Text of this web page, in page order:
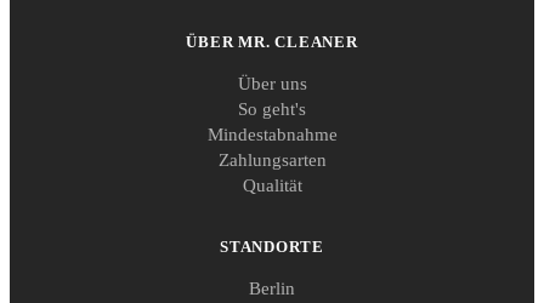
ÜBER MR. CLEANER
Über uns
So geht's
Mindestabnahme
Zahlungsarten
Qualität
STANDORTE
Berlin